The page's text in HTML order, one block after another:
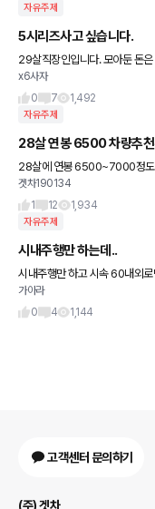
자유주제
5시리즈사고 싶습니다.
29살직장인입니다. 모아둔 돈은 2천 연봉은 18년기준 세전 7500 19년기준 8500입니
다. (영업직이라 봉급의 차이가 있습니다.) 내년 3월 결혼예정이고, 현
중입니다
x6사자
0
7 1,492
자유주제
28살 연봉 6500 차량추천
28살에 연봉 6500~7000정도
이빙보다 편의성/실용성 생각하
각하고있슴다. 현기차는 좀
겟차190134
1
12 1,934
자유주제
시내주행만 하는데..
시내주행만 하고 시속 60내외
는데 외제차 산다면 뭐가 좋을가요
가아라
0
4 1,144
고객센터 문의하기
(주) 겟차